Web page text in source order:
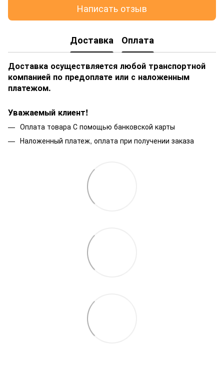
Написать отзыв
Доставка Оплата
Доставка осуществляется любой транспортной
компанией по предоплате или с наложенным
платежом.
Уважаемый клиент!
Оплата товара С помощью банковской карты
Наложенный платеж, оплата при получении заказа